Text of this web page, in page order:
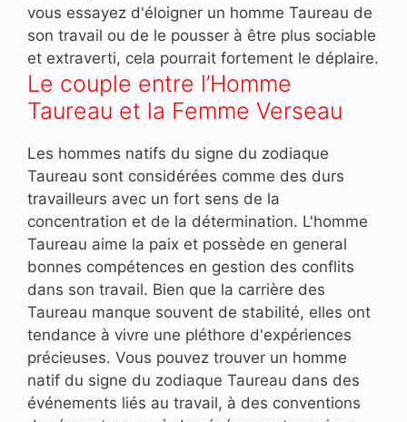
vous essayez d'éloigner un homme Taureau de
son travail ou de le pousser à être plus sociable
et extraverti, cela pourrait fortement le déplaire.
Le couple entre l’Homme
Taureau et la Femme Verseau
Les hommes natifs du signe du zodiaque
Taureau sont considérées comme des durs
travailleurs avec un fort sens de la
concentration et de la détermination. L'homme
Taureau aime la paix et possède en general
bonnes compétences en gestion des conflits
dans son travail. Bien que la carrière des
Taureau manque souvent de stabilité, elles ont
tendance à vivre une pléthore d'expériences
précieuses. Vous pouvez trouver un homme
natif du signe du zodiaque Taureau dans des
événements liés au travail, à des conventions